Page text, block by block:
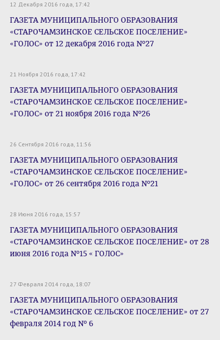
12 Декабря 2016 года, 17:42
ГАЗЕТА МУНИЦИПАЛЬНОГО ОБРАЗОВАНИЯ
«СТАРОЧАМЗИНСКОЕ СЕЛЬСКОЕ ПОСЕЛЕНИЕ»
«ГОЛОС» от 12 декабря 2016 года №27
21 Ноября 2016 года, 17:42
ГАЗЕТА МУНИЦИПАЛЬНОГО ОБРАЗОВАНИЯ
«СТАРОЧАМЗИНСКОЕ СЕЛЬСКОЕ ПОСЕЛЕНИЕ»
«ГОЛОС» от 21 ноября 2016 года №26
26 Сентября 2016 года, 11:56
ГАЗЕТА МУНИЦИПАЛЬНОГО ОБРАЗОВАНИЯ
«СТАРОЧАМЗИНСКОЕ СЕЛЬСКОЕ ПОСЕЛЕНИЕ»
«ГОЛОС» от 26 сентября 2016 года №21
28 Июня 2016 года, 15:57
ГАЗЕТА МУНИЦИПАЛЬНОГО ОБРАЗОВАНИЯ
«СТАРОЧАМЗИНСКОЕ СЕЛЬСКОЕ ПОСЕЛЕНИЕ» от 28
июня 2016 года №15 « ГОЛОС»
27 Февраля 2014 года, 18:07
ГАЗЕТА МУНИЦИПАЛЬНОГО ОБРАЗОВАНИЯ
«СТАРОЧАМЗИНСКОЕ СЕЛЬСКОЕ ПОСЕЛЕНИЕ» от 27
февраля 2014 год № 6